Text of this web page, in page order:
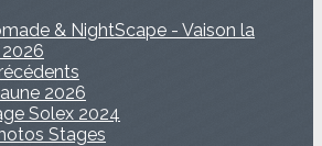
& NightScape - Vaison la
2026
Solex 2024
Stages